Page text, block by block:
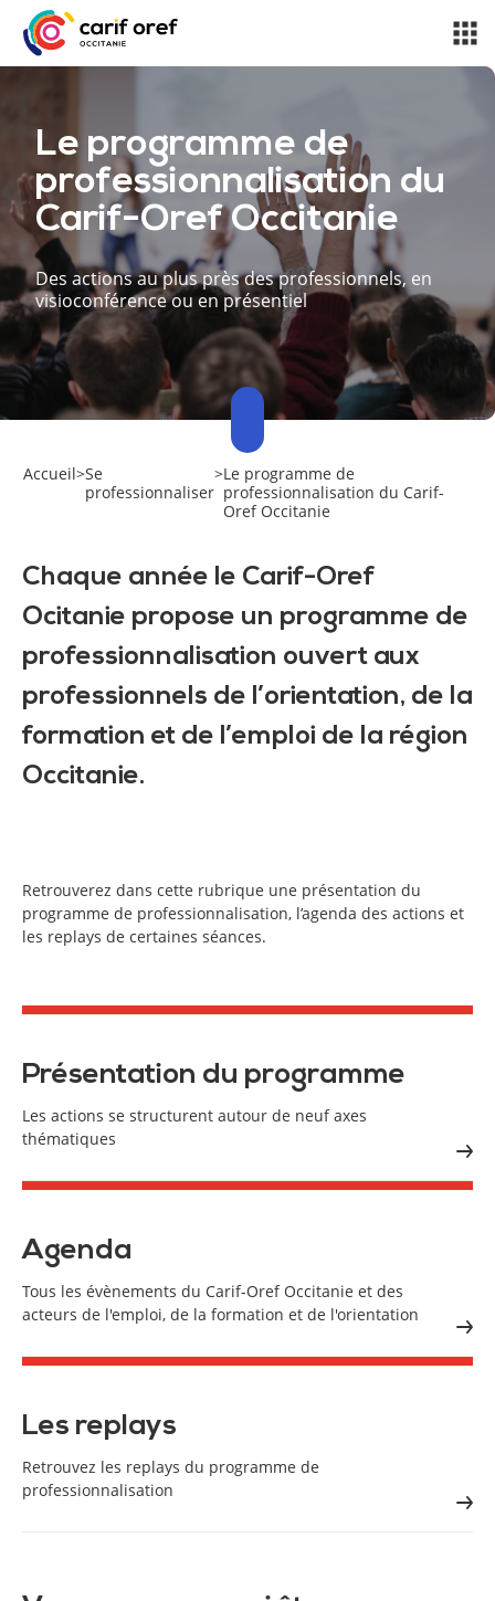
Le programme de
professionnalisation du
Carif-Oref Occitanie
Des actions au plus près des professionnels, en
visioconférence ou en présentiel
Accueil>Se
professionnaliser
>Le programme de
professionnalisation du Carif-
Oref Occitanie
Chaque année le Carif-Oref
Ocitanie propose un programme de
professionnalisation ouvert aux
professionnels de l’orientation, de la
formation et de l’emploi de la région
Occitanie.
Retrouverez dans cette rubrique une présentation du
programme de professionnalisation, l’agenda des actions et
les replays de certaines séances.
Présentation du programme
Les actions se structurent autour de neuf axes
thématiques
Agenda
Tous les évènements du Carif-Oref Occitanie et des
acteurs de l'emploi, de la formation et de l'orientation
Les replays
Retrouvez les replays du programme de
professionnalisation